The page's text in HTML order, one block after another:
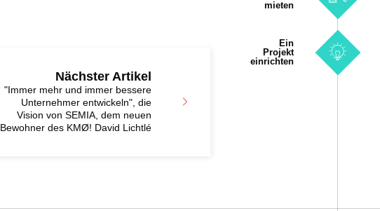
Nächster Artikel
"Immer mehr und immer bessere
Unternehmer entwickeln", die
Vision von SEMIA, dem neuen
Bewohner des KMØ! David Lichtlé
mieten
Ein
Projekt
einrichten